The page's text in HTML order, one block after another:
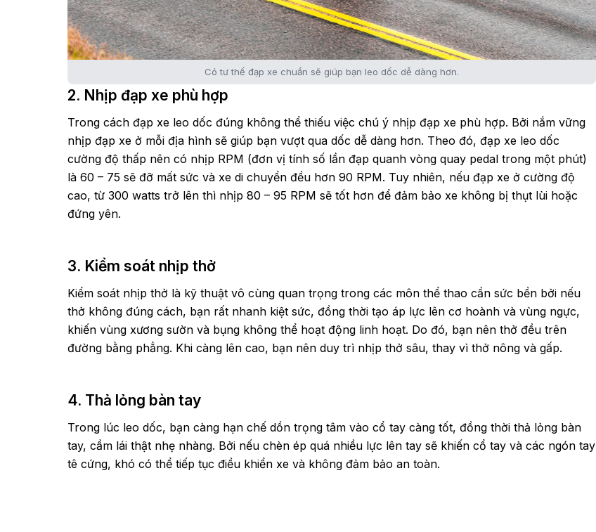
Có tư thế đạp xe chuẩn sẽ giúp bạn leo dốc dễ dàng hơn.
2. Nhịp đạp xe phù hợp
Trong cách đạp xe leo dốc đúng không thể thiếu việc chú ý nhịp đạp xe phù hợp. Bởi nắm vững
nhịp đạp xe ở mỗi địa hình sẽ giúp bạn vượt qua dốc dễ dàng hơn. Theo đó, đạp xe leo dốc
cường độ thấp nên có nhịp RPM (đơn vị tính số lần đạp quanh vòng quay pedal trong một phút)
là 60 – 75 sẽ đỡ mất sức và xe di chuyển đều hơn 90 RPM. Tuy nhiên, nếu đạp xe ở cường độ
cao, từ 300 watts trở lên thì nhịp 80 – 95 RPM sẽ tốt hơn để đảm bảo xe không bị thụt lùi hoặc
đứng yên.
3. Kiểm soát nhịp thở
Kiểm soát nhịp thở là kỹ thuật vô cùng quan trọng trong các môn thể thao cần sức bền bởi nếu
thở không đúng cách, bạn rất nhanh kiệt sức, đồng thời tạo áp lực lên cơ hoành và vùng ngực,
khiến vùng xương sườn và bụng không thể hoạt động linh hoạt. Do đó, bạn nên thở đều trên
đường bằng phẳng. Khi càng lên cao, bạn nên duy trì nhịp thở sâu, thay vì thở nông và gấp.
4. Thả lỏng bàn tay
Trong lúc leo dốc, bạn càng hạn chế dồn trọng tâm vào cổ tay càng tốt, đồng thời thả lỏng bàn
tay, cầm lái thật nhẹ nhàng. Bởi nếu chèn ép quá nhiều lực lên tay sẽ khiến cổ tay và các ngón tay
tê cứng, khó có thể tiếp tục điều khiển xe và không đảm bảo an toàn.